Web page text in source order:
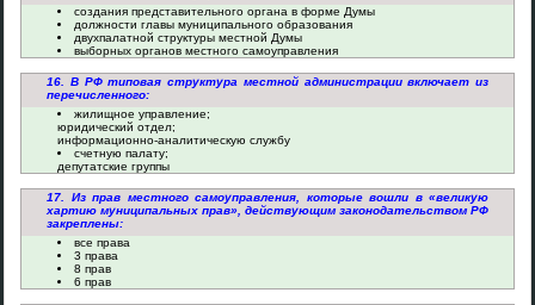
создания представительного органа в форме Думы
должности главы муниципального образования
двухпалатной структуры местной Думы
выборных органов местного самоуправления
16. В РФ типовая структура местной администрации включает из
перечисленного:
жилищное управление;
юридический отдел;
информационно-аналитическую службу
счетную палату;
депутатские группы
17. Из прав местного самоуправления, которые вошли в «великую
хартию муниципальных прав», действующим законодательством РФ
закреплены:
все права
3 права
8 прав
6 прав